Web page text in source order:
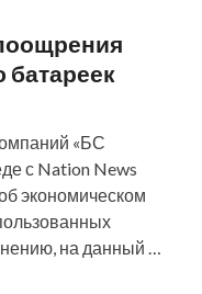
батареек
«БС
с Nation News
экономическом
на данный …